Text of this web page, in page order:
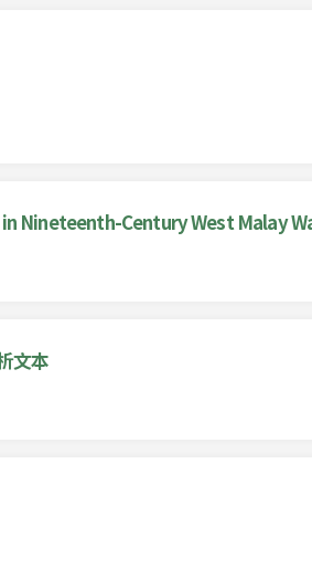
Nineteenth-Century West Malay
文本